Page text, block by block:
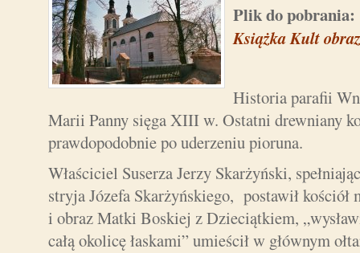
Plik do pobrania:
Książka Kult
Historia parafii
Marii Panny sięga XIII w. Ostatni drewniany
prawdopodobnie po uderzeniu pioruna.
Właściciel Suserza Jerzy Skarżyński,
stryja Józefa Skarżyńskiego, postawił kościół
i obraz Matki Boskiej z Dzieciątkiem,
całą okolicę łaskami” umieścił w głównym